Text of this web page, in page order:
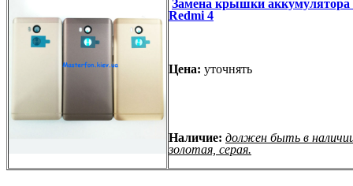
Замена крышки аккумулятора
Redmi 4
Цена: уточнять
Наличие: должен быть в
золотая, серая.